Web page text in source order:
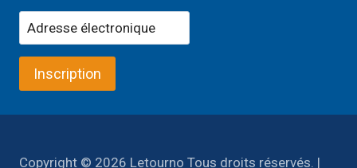
Inscription
Copyright © 2026 Letourno Tous droits réservés. |